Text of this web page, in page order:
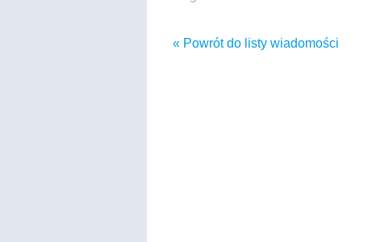
« Powrót do listy wiadomości